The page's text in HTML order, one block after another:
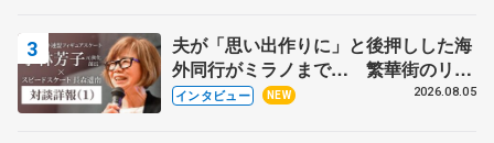
夫が「思い出作りに」と後押しした海
外同行がミラノまで… 繁華街のリン
クでは不良のお兄さんも味方に 小林
インタビュー NEW 2026.08.05